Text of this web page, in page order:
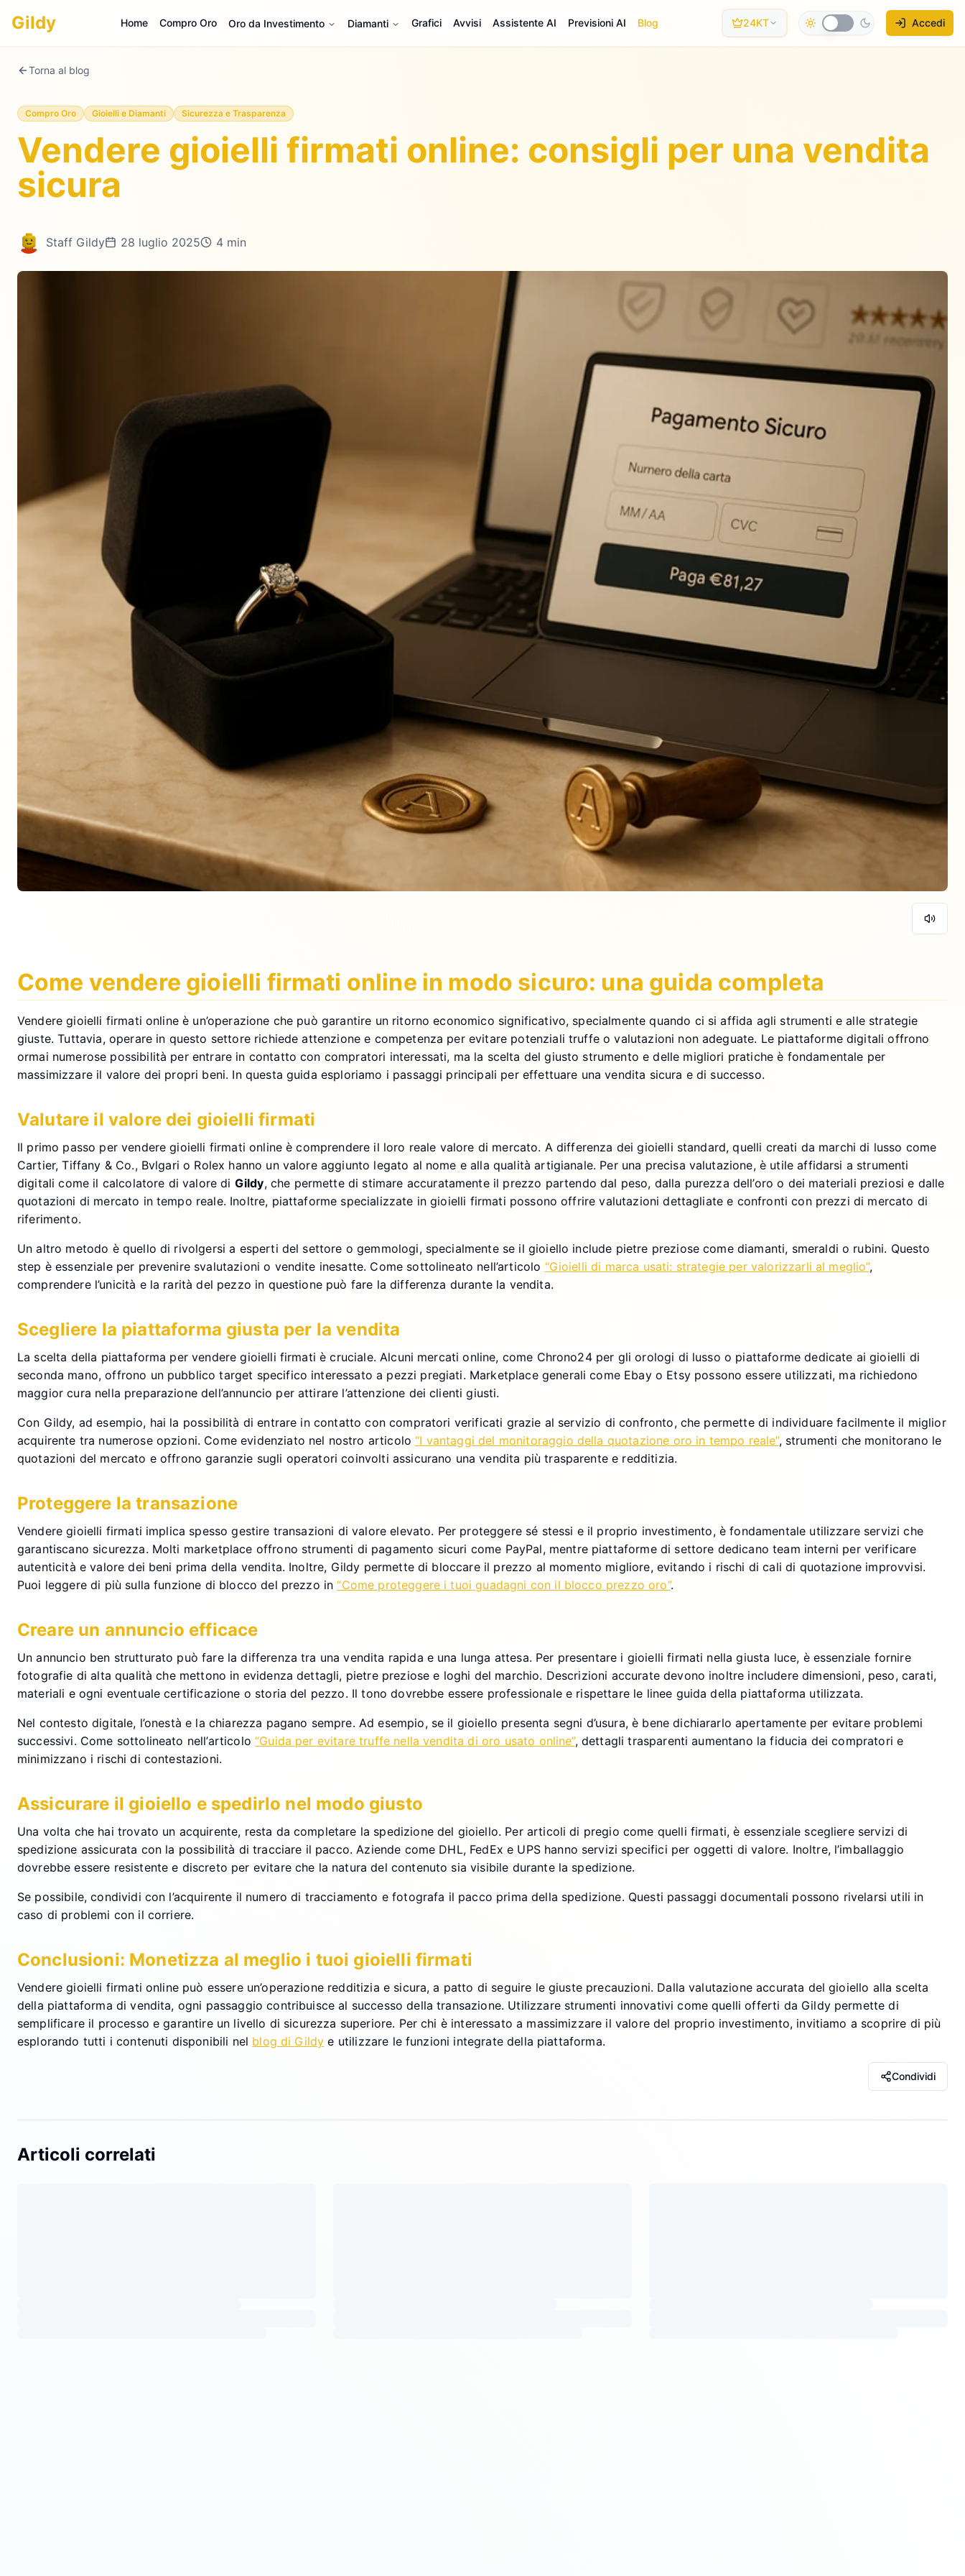
Gildy Home Compro Oro Oro da Investimento Diamanti Grafici Avvisi Assistente AI Previsioni AI Blog 24KT Accedi
Torna al blog
Compro Oro Gioielli e Diamanti Sicurezza e Trasparenza
Vendere gioielli firmati online: consigli per una vendita
sicura
Staff Gildy 28 luglio 2025 4 min
Come vendere gioielli firmati online in modo sicuro: una guida completa
Vendere gioielli firmati online è un’operazione che può garantire un ritorno economico significativo, specialmente quando ci si affida agli strumenti e alle strategie
giuste. Tuttavia, operare in questo settore richiede attenzione e competenza per evitare potenziali truffe o valutazioni non adeguate. Le piattaforme digitali offrono
ormai numerose possibilità per entrare in contatto con compratori interessati, ma la scelta del giusto strumento e delle migliori pratiche è fondamentale per
massimizzare il valore dei propri beni. In questa guida esploriamo i passaggi principali per effettuare una vendita sicura e di successo.
Valutare il valore dei gioielli firmati
Il primo passo per vendere gioielli firmati online è comprendere il loro reale valore di mercato. A differenza dei gioielli standard, quelli creati da marchi di lusso come
Cartier, Tiffany & Co., Bvlgari o Rolex hanno un valore aggiunto legato al nome e alla qualità artigianale. Per una precisa valutazione, è utile affidarsi a strumenti
digitali come il calcolatore di valore di Gildy, che permette di stimare accuratamente il prezzo partendo dal peso, dalla purezza dell’oro o dei materiali preziosi e dalle
quotazioni di mercato in tempo reale. Inoltre, piattaforme specializzate in gioielli firmati possono offrire valutazioni dettagliate e confronti con prezzi di mercato di
riferimento.
Un altro metodo è quello di rivolgersi a esperti del settore o gemmologi, specialmente se il gioiello include pietre preziose come diamanti, smeraldi o rubini. Questo
step è essenziale per prevenire svalutazioni o vendite inesatte. Come sottolineato nell’articolo “Gioielli di marca usati: strategie per valorizzarli al meglio”,
comprendere l’unicità e la rarità del pezzo in questione può fare la differenza durante la vendita.
Scegliere la piattaforma giusta per la vendita
La scelta della piattaforma per vendere gioielli firmati è cruciale. Alcuni mercati online, come Chrono24 per gli orologi di lusso o piattaforme dedicate ai gioielli di
seconda mano, offrono un pubblico target specifico interessato a pezzi pregiati. Marketplace generali come Ebay o Etsy possono essere utilizzati, ma richiedono
maggior cura nella preparazione dell’annuncio per attirare l’attenzione dei clienti giusti.
Con Gildy, ad esempio, hai la possibilità di entrare in contatto con compratori verificati grazie al servizio di confronto, che permette di individuare facilmente il miglior
acquirente tra numerose opzioni. Come evidenziato nel nostro articolo“I vantaggi del monitoraggio della quotazione oro in tempo reale”, strumenti che monitorano le
quotazioni del mercato e offrono garanzie sugli operatori coinvolti assicurano una vendita più trasparente e redditizia.
Proteggere la transazione
Vendere gioielli firmati implica spesso gestire transazioni di valore elevato. Per proteggere sé stessi e il proprio investimento, è fondamentale utilizzare servizi che
garantiscano sicurezza. Molti marketplace offrono strumenti di pagamento sicuri come PayPal, mentre piattaforme di settore dedicano team interni per verificare
autenticità e valore dei beni prima della vendita. Inoltre, Gildy permette di bloccare il prezzo al momento migliore, evitando i rischi di cali di quotazione improvvisi.
Puoi leggere di più sulla funzione di blocco del prezzo in“Come proteggere i tuoi guadagni con il blocco prezzo oro”.
Creare un annuncio efficace
Un annuncio ben strutturato può fare la differenza tra una vendita rapida e una lunga attesa. Per presentare i gioielli firmati nella giusta luce, è essenziale fornire
fotografie di alta qualità che mettono in evidenza dettagli, pietre preziose e loghi del marchio. Descrizioni accurate devono inoltre includere dimensioni, peso, carati,
materiali e ogni eventuale certificazione o storia del pezzo. Il tono dovrebbe essere professionale e rispettare le linee guida della piattaforma utilizzata.
Nel contesto digitale, l’onestà e la chiarezza pagano sempre. Ad esempio, se il gioiello presenta segni d’usura, è bene dichiararlo apertamente per evitare problemi
successivi. Come sottolineato nell’articolo“Guida per evitare truffe nella vendita di oro usato online”, dettagli trasparenti aumentano la fiducia dei compratori e
minimizzano i rischi di contestazioni.
Assicurare il gioiello e spedirlo nel modo giusto
Una volta che hai trovato un acquirente, resta da completare la spedizione del gioiello. Per articoli di pregio come quelli firmati, è essenziale scegliere servizi di
spedizione assicurata con la possibilità di tracciare il pacco. Aziende come DHL, FedEx e UPS hanno servizi specifici per oggetti di valore. Inoltre, l’imballaggio
dovrebbe essere resistente e discreto per evitare che la natura del contenuto sia visibile durante la spedizione.
Se possibile, condividi con l’acquirente il numero di tracciamento e fotografa il pacco prima della spedizione. Questi passaggi documentali possono rivelarsi utili in
caso di problemi con il corriere.
Conclusioni: Monetizza al meglio i tuoi gioielli firmati
Vendere gioielli firmati online può essere un’operazione redditizia e sicura, a patto di seguire le giuste precauzioni. Dalla valutazione accurata del gioiello alla scelta
della piattaforma di vendita, ogni passaggio contribuisce al successo della transazione. Utilizzare strumenti innovativi come quelli offerti da Gildy permette di
semplificare il processo e garantire un livello di sicurezza superiore. Per chi è interessato a massimizzare il valore del proprio investimento, invitiamo a scoprire di più
esplorando tutti i contenuti disponibili nel blog di Gildy e utilizzare le funzioni integrate della piattaforma.
Condividi
Articoli correlati